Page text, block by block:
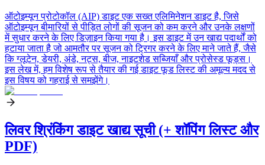
ऑटोइम्यून प्रोटोकॉल (AIP) डाइट एक सख्त एलिमिनेशन डाइट है, जिसे
ऑटोइम्यून बीमारियों से पीड़ित लोगों की सूजन को कम करने और उनके लक्षणों
में सुधार करने के लिए डिज़ाइन किया गया है। इस डाइट में उन खाद्य पदार्थों को
हटाया जाता है जो आमतौर पर सूजन को ट्रिगर करने के लिए माने जाते हैं, जैसे
कि ग्लूटेन, डेयरी, अंडे, नट्स, बीज, नाइटशेड सब्जियाँ और प्रोसेस्ड फूड्स।
इस लेख में, हम विशेष रूप से तैयार की गई डाइट फूड लिस्ट की अमूल्य मदद से
इस विषय को गहराई से समझेंगे।
लिवर श्रिंकिंग डाइट खाद्य सूची (+ शॉपिंग लिस्ट और
PDF)